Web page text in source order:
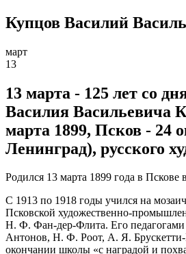
Купцов Василий
март
13
13 марта - 125 лет со
Василия Васильевича
марта 1899, Псков - 24
Ленинград), русского
Родился 13 марта 1899 года в Пскове
С 1913 по 1918 годы учился на
Псковской художественно-
Н. Ф. Фан-дер-Флита. Его
Антонов, Н. Ф. Роот, А. Я.
окончании школы «с наградой и